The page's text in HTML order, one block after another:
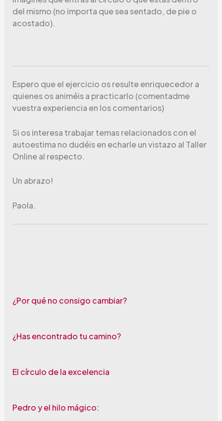
del mismo (no importa que sea sentado, de pie o
acostado).
Espero que el ejercicio os resulte enriquecedor a
quienes os animéis a practicarlo (comentadme
vuestra experiencia en los comentarios)
Si os interesa trabajar temas relacionados con el
autoestima no dudéis en echarle un vistazo al Taller
Online al respecto.
Un abrazo!
Paola.
¿Por qué no consigo cambiar?
¿Has encontrado tu camino?
El círculo de la excelencia
Pedro y el hilo mágico: